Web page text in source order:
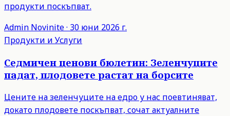
продукти поскъпват.
Admin Novinite· 30 юни 2026 г.
Продукти и Услуги
Седмичен ценови бюлетин: Зеленчуците
падат, плодовете растат на борсите
Цените на зеленчуците на едро у нас поевтиняват,
докато плодовете поскъпват, сочат актуалните